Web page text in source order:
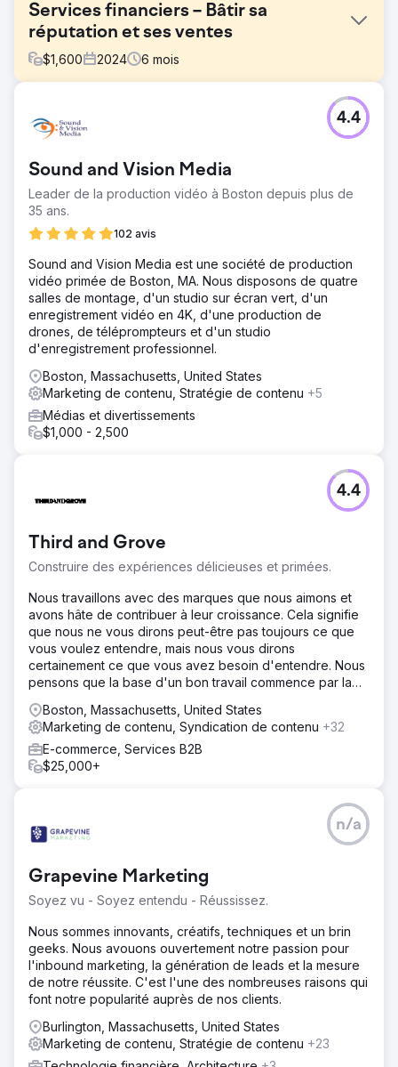
Services financiers – Bâtir sa
réputation et ses ventes
$1,600 2024 6 mois
Notre objectif était de créer une forte présence SEO
pour les mots-clés non liés à la marque afin d'exploiter
La stratégie SEO actuelle du client se concentrait
fortement sur les mots-clés liés à la marque, qui
comptaient 6 800 recherches mensuelles, mais manquait
de visibilité dans les catégories de mots-clés non liés à la
marque, qui représentaient un potentiel important de 28
000 recherches mensuelles.
Solution
Pour relever ce défi, nous avons mis en place une
stratégie de contenu de base qui ciblait des mots-clés
non liés à la marque à fort volume. Notre objectif était de
renforcer l'autorité et la visibilité sans dépendre des
activités de backlinking. Ce contenu de base était
soutenu par un réseau de mots-clés à longue traîne au
sein du même groupe thématique et était soutenu par une
stratégie de blog solide pour renforcer la pertinence.
Tout le contenu a été optimisé avec des mots-clés
Résultat
La stratégie SEO améliorée a augmenté la visibilité des
mots-clés non liés à la marque de 4 % à 19,77 %, ce qui a
entraîné une augmentation de 50 % du trafic organique
sur Google, Yahoo et Bing. Cela a conduit à 1 589 leads
électronique attribués au référencement organique. Avec
un taux de conversion des leads en ventes de 13 %, ces
leads organiques ont influencé environ 1,2 million de
rands de ventes, démontrant l'impact commercial
significatif d'une visibilité de recherche améliorée et d'un
contenu ciblé.
Vers la page de l'agence
Sound and Vision Media
Leader de la production vidéo à Boston depuis plus de
35 ans.
102 avis
4.4
Sound and Vision Media est une société de production
vidéo primée de Boston, MA. Nous disposons de quatre
salles de montage, d'un studio sur écran vert, d'un
enregistrement vidéo en 4K, d'une production de
drones, de téléprompteurs et d'un studio
d'enregistrement professionnel.
Boston, Massachusetts, United States
Marketing de contenu, Stratégie de contenu +5
Médias et divertissements
$1,000 - 2,500
Third and Grove
Construire des expériences délicieuses et primées.
4.4
Nous travaillons avec des marques que nous aimons et
avons hâte de contribuer à leur croissance. Cela signifie
que nous ne vous dirons peut-être pas toujours ce que
vous voulez entendre, mais nous vous dirons
certainement ce que vous avez besoin d'entendre. Nous
pensons que la base d'un bon travail commence par la
Boston, Massachusetts, United States
Marketing de contenu, Syndication de contenu +32
E-commerce, Services B2B
$25,000+
Grapevine Marketing
Soyez vu - Soyez entendu - Réussissez.
n/a
Nous sommes innovants, créatifs, techniques et un brin
geeks. Nous avouons ouvertement notre passion pour
l'inbound marketing, la génération de leads et la mesure
de notre réussite. C'est l'une des nombreuses raisons qui
font notre popularité auprès de nos clients.
Burlington, Massachusetts, United States
Marketing de contenu, Stratégie de contenu +23